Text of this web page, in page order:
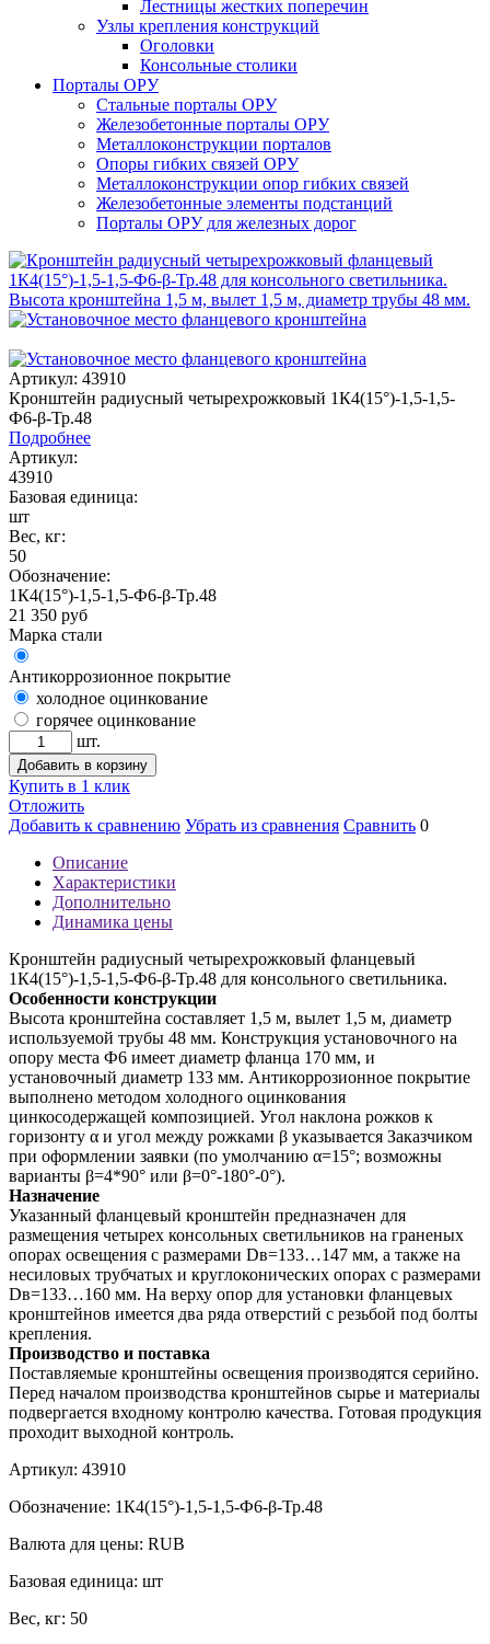
Лестницы жестких поперечин
Узлы крепления конструкций
Оголовки
Консольные столики
Порталы ОРУ
Стальные порталы ОРУ
Железобетонные порталы ОРУ
Металлоконструкции порталов
Опоры гибких связей ОРУ
Металлоконструкции опор гибких связей
Железобетонные элементы подстанций
Порталы ОРУ для железных дорог
Артикул: 43910
Кронштейн радиусный четырехрожковый 1К4(15°)-1,5-1,5-
Ф6-β-Тр.48
Подробнее
Артикул:
43910
Базовая единица:
шт
Вес, кг:
50
Обозначение:
1К4(15°)-1,5-1,5-Ф6-β-Тр.48
21 350 руб
Марка стали
Антикоррозионное покрытие
холодное оцинкование
горячее оцинкование
шт.
Добавить в корзину
Купить в 1 клик
Отложить
Добавить к сравнению Убрать из сравнения Сравнить 0
Описание
Характеристики
Дополнительно
Динамика цены
Кронштейн радиусный четырехрожковый фланцевый
1К4(15°)-1,5-1,5-Ф6-β-Тр.48 для консольного светильника.
Особенности конструкции
Высота кронштейна составляет 1,5 м, вылет 1,5 м, диаметр
используемой трубы 48 мм. Конструкция установочного на
опору места Ф6 имеет диаметр фланца 170 мм, и
установочный диаметр 133 мм. Антикоррозионное покрытие
выполнено методом холодного оцинкования
цинкосодержащей композицией. Угол наклона рожков к
горизонту α и угол между рожками β указывается Заказчиком
при оформлении заявки (по умолчанию α=15°; возможны
варианты β=4*90° или β=0°-180°-0°).
Назначение
Указанный фланцевый кронштейн предназначен для
размещения четырех консольных светильников на граненых
опорах освещения с размерами Dв=133…147 мм, а также на
несиловых трубчатых и круглоконических опорах с размерами
Dв=133…160 мм. На верху опор для установки фланцевых
кронштейнов имеется два ряда отверстий с резьбой под болты
крепления.
Производство и поставка
Поставляемые кронштейны освещения производятся серийно.
Перед началом производства кронштейнов сырье и материалы
подвергается входному контролю качества. Готовая продукция
проходит выходной контроль.
Артикул: 43910
Обозначение: 1К4(15°)-1,5-1,5-Ф6-β-Тр.48
Валюта для цены: RUB
Базовая единица: шт
Вес, кг: 50